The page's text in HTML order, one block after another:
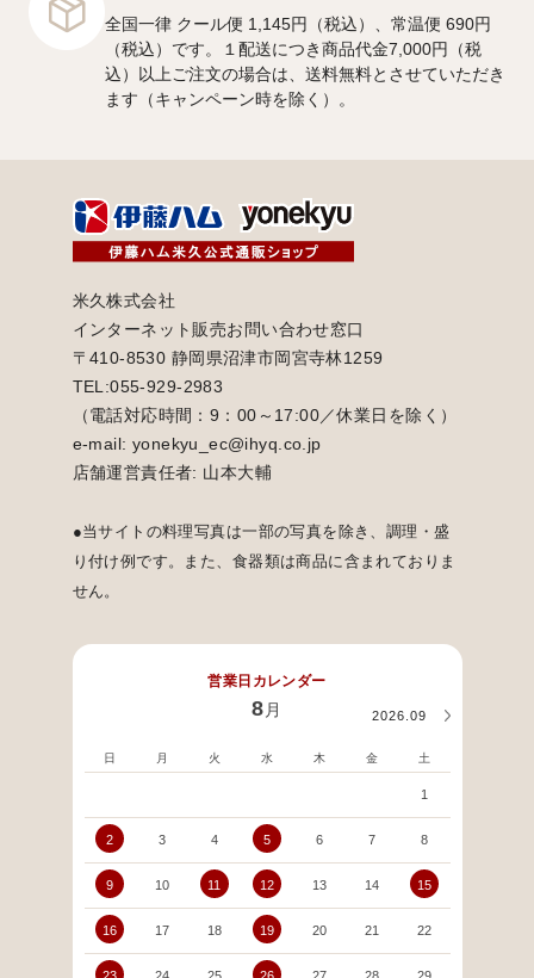
全国一律 クール便 1,145円（税込）、常温便 690円
（税込）です。１配送につき商品代金7,000円（税
込）以上ご注文の場合は、送料無料とさせていただき
ます（キャンペーン時を除く）。
米久株式会社
インターネット販売お問い合わせ窓口
〒410-8530 静岡県沼津市岡宮寺林1259
TEL:055-929-2983
（電話対応時間：9：00～17:00／休業日を除く）
e-mail: yonekyu_ec@ihyq.co.jp
店舗運営責任者: 山本大輔
●当サイトの料理写真は一部の写真を除き、調理・盛
り付け例です。また、食器類は商品に含まれておりま
せん。
営業日カレンダー
8 月 2026.09
日 月 火 水 木 金 土
1
2 3 4 5 6 7 8
9 10 11 12 13 14 15
16 17 18 19 20 21 22